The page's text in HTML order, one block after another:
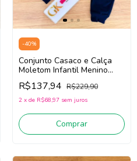
-40%
Conjunto Casaco e Calça
Moletom Infantil Menino
Milon 2001531
(Ocre/Marinho)
R$137,94 R$229,90
2 x de R$68,97 sem juros
Comprar